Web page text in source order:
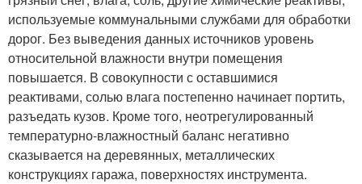
используемые коммунальными службами для обработки
дорог. Без выведения данных источников уровень
относительной влажности внутри помещения
повышается. В совокупности с оставшимися
реактивами, солью влага постепенно начинает портить,
разъедать кузов. Кроме того, неотрегулированный
температурно-влажностный баланс негативно
сказывается на деревянных, металлических
конструкциях гаража, поверхностях инструмента.